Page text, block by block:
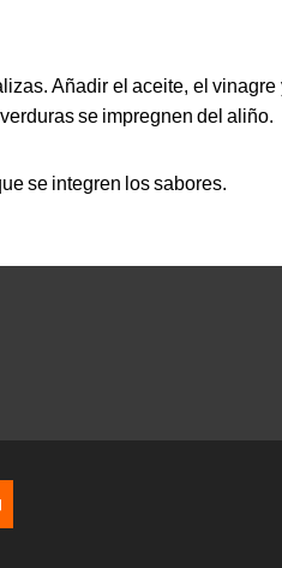
Añadir el aceite, el vinagre
se impregnen del aliño.
se integren los sabores.